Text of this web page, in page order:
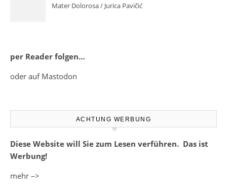
Mater Dolorosa / Jurica Pavičić
per Reader folgen…
oder auf Mastodon
ACHTUNG WERBUNG
Diese Website will Sie zum Lesen verführen. Das ist
Werbung!
mehr –>